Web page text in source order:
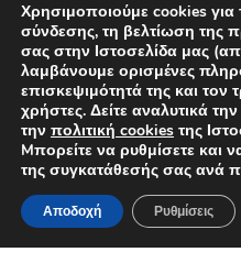
Όροι Χρήσης
Πολιτική προστασίας
Τρόποι Πληρωμής
Επιλογές Αποστολών
Πολιτική επιστροφών
Χρησιμοποιούμε cookies
σύνδεσης, τη βελτίωση της
σας στην Ιστοσελίδα μας
λαμβάνουμε ορισμένες
επισκεψιμότητά της και τον
χρήστες. Δείτε αναλυτικά την
την πολιτική cookies της
Mπορείτε να ρυθμίσετε και
της συγκατάθεσής σας ανά
Αποδοχή Ρυθμίσεις